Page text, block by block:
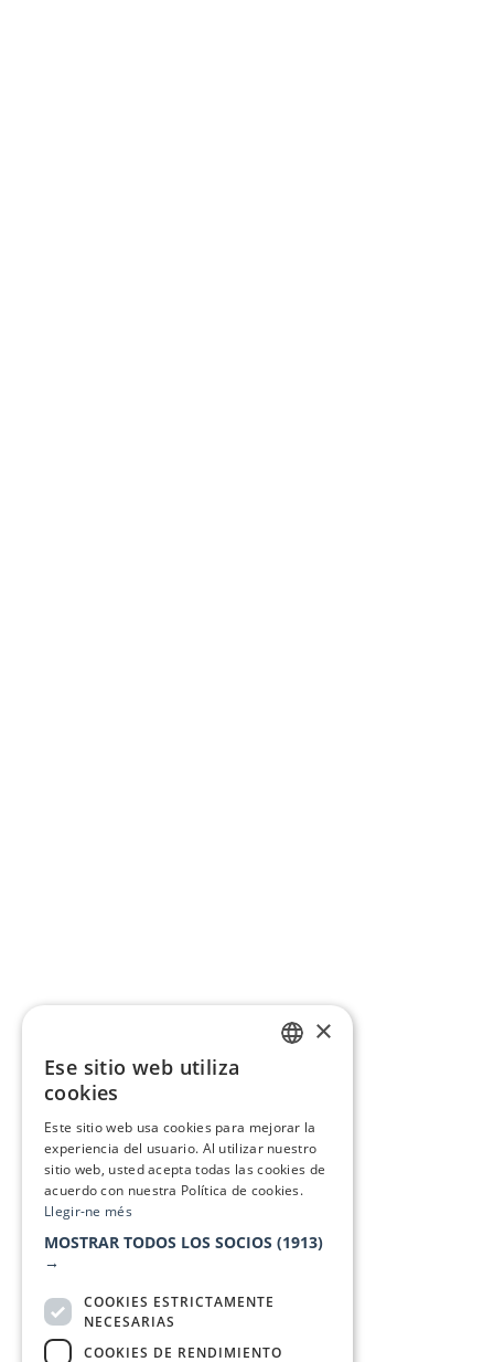
×
Ese sitio web utiliza
cookies
Este sitio web usa cookies para mejorar la
experiencia del usuario. Al utilizar nuestro
sitio web, usted acepta todas las cookies de
acuerdo con nuestra Política de cookies.
Llegir-ne més
MOSTRAR TODOS LOS SOCIOS (1913)
→
COOKIES ESTRICTAMENTE
NECESARIAS
COOKIES DE RENDIMIENTO